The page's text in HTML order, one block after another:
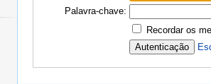
Palavra-chave:
Recordar os